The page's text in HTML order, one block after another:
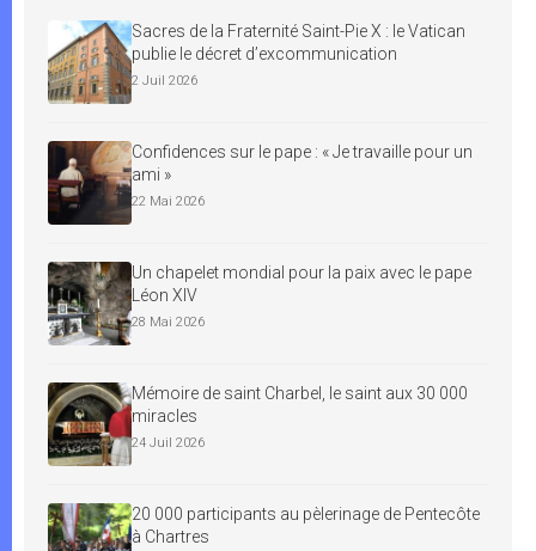
Sacres de la Fraternité Saint-Pie X : le Vatican
publie le décret d’excommunication
2 Juil 2026
Confidences sur le pape : « Je travaille pour un
ami »
22 Mai 2026
Un chapelet mondial pour la paix avec le pape
Léon XIV
28 Mai 2026
Mémoire de saint Charbel, le saint aux 30 000
miracles
24 Juil 2026
20 000 participants au pèlerinage de Pentecôte
à Chartres